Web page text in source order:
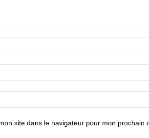
site dans le navigateur pour mon prochain